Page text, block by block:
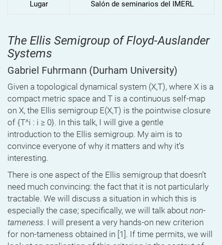
Lugar Salón de seminarios del IMERL
The Ellis Semigroup of Floyd-Auslander
Systems
Gabriel Fuhrmann (Durham University)
Given a topological dynamical system (X,T), where X is a
compact metric space and T is a continuous self-map
on X, the Ellis semigroup E(X,T) is the pointwise closure
of {T^i : i ≥ 0}. In this talk, I will give a gentle
introduction to the Ellis semigroup. My aim is to
convince everyone of why it matters and why it’s
interesting.
There is one aspect of the Ellis semigroup that doesn’t
need much convincing: the fact that it is not particularly
tractable. We will discuss a situation in which this is
especially the case; specifically, we will talk about non-
tameness. I will present a very hands-on new criterion
for non-tameness obtained in [1]. If time permits, we will